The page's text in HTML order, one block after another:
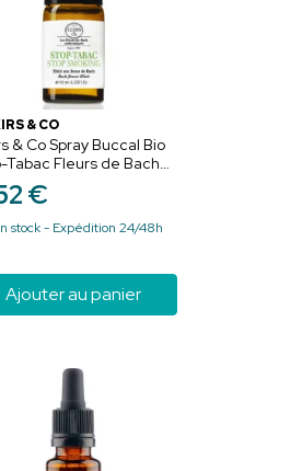
& CO
& Co Spray Buccal Bio
Tabac Fleurs de Bach
– Volonté nomade
€
stock - Expédition 24/48h
Ajouter au panier